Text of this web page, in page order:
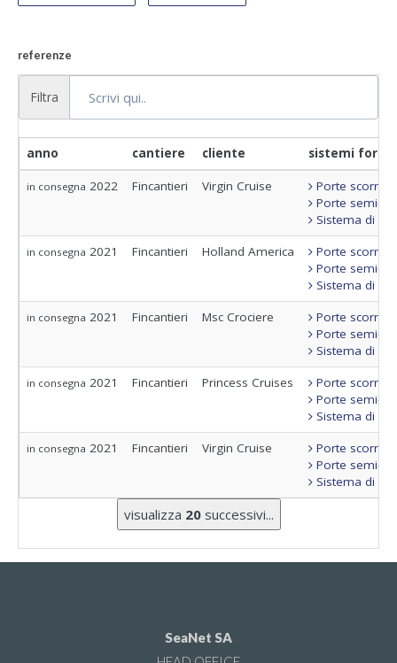
referenze
Filtra
anno cantiere cliente sistemi
in consegna 2022 Fincantieri Virgin Cruise
Porte
Porte semi-
Sistema di
in consegna 2021 Fincantieri Holland America
Porte
Porte semi-
Sistema di
in consegna 2021 Fincantieri Msc Crociere
Porte
Porte semi-
Sistema di
in consegna 2021 Fincantieri Princess Cruises
Porte
Porte semi-
Sistema di
in consegna 2021 Fincantieri Virgin Cruise
Porte
Porte semi-
Sistema di
visualizza 20successivi...
SeaNet SA